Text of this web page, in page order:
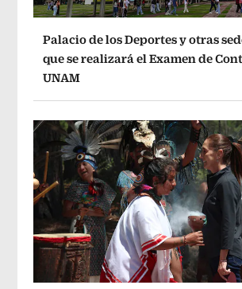
Palacio de los Deportes y otras
que se realizará el Examen de
UNAM